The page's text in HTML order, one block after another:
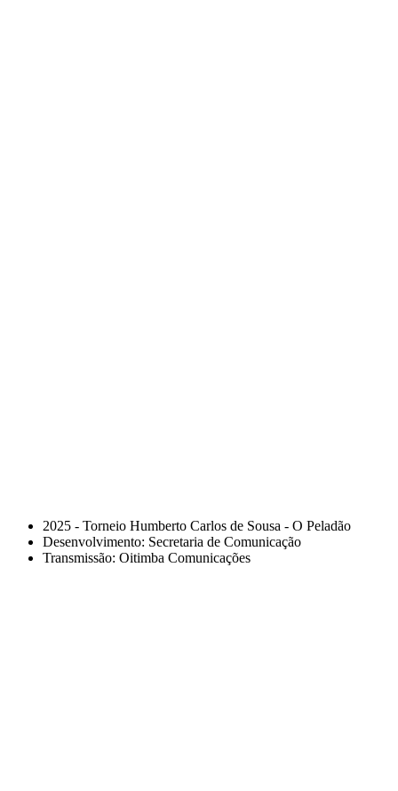
2025 - Torneio Humberto Carlos de Sousa - O Peladão
Desenvolvimento: Secretaria de Comunicação
Transmissão: Oitimba Comunicações